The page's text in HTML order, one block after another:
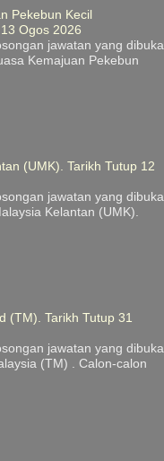
Pekebun Kecil
Ogos 2026
jawatan yang dibuka
Kemajuan Pekebun
(UMK). Tarikh Tutup 12
jawatan yang dibuka
Kelantan (UMK).
(TM). Tarikh Tutup 31
jawatan yang dibuka
(TM) . Calon-calon